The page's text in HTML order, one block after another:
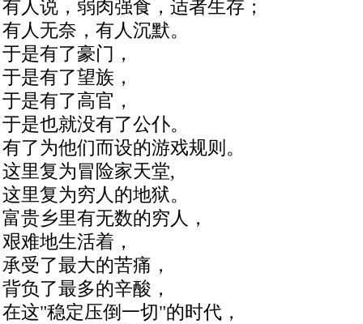
有人说，弱肉强食，适者生存；
有人无奈，有人沉默。
于是有了豪门，
于是有了望族，
于是有了高官，
于是也就没有了公仆。
有了为他们而设的游戏规则。
这里复为冒险家天堂,
这里复为穷人的地狱。
富贵乡里有无数的穷人，
艰难地生活着，
承受了最大的苦痛，
背负了最多的辛酸，
在这"稳定压倒一切"的时代，